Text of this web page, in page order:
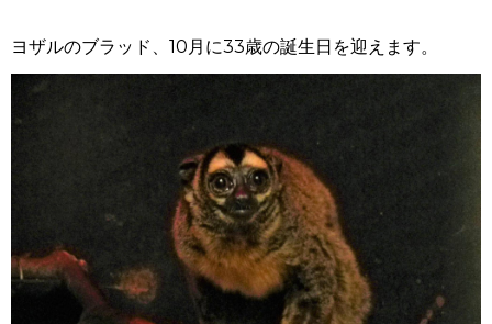
ヨザルのブラッド、10月に33歳の誕生日を迎えます。